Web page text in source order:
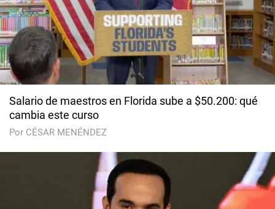
Salario de maestros en Florida sube a $50.200: qué
cambia este curso
Por CÉSAR MENÉNDEZ